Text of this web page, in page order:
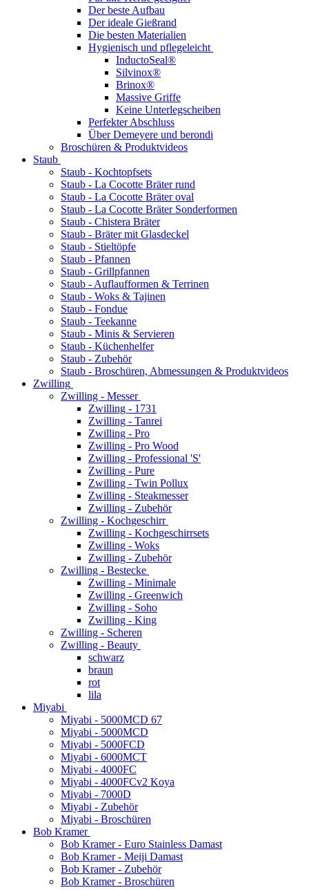
Der beste Aufbau
Der ideale Gießrand
Die besten Materialien
Hygienisch und pflegeleicht
InductoSeal®
Silvinox®
Brinox®
Massive Griffe
Keine Unterlegscheiben
Perfekter Abschluss
Über Demeyere und berondi
Broschüren & Produktvideos
Staub
Staub - Kochtopfsets
Staub - La Cocotte Bräter rund
Staub - La Cocotte Bräter oval
Staub - La Cocotte Bräter Sonderformen
Staub - Chistera Bräter
Staub - Bräter mit Glasdeckel
Staub - Stieltöpfe
Staub - Pfannen
Staub - Grillpfannen
Staub - Auflaufformen & Terrinen
Staub - Woks & Tajinen
Staub - Fondue
Staub - Teekanne
Staub - Minis & Servieren
Staub - Küchenhelfer
Staub - Zubehör
Staub - Broschüren, Abmessungen & Produktvideos
Zwilling
Zwilling - Messer
Zwilling - 1731
Zwilling - Tanrei
Zwilling - Pro
Zwilling - Pro Wood
Zwilling - Professional 'S'
Zwilling - Pure
Zwilling - Twin Pollux
Zwilling - Steakmesser
Zwilling - Zubehör
Zwilling - Kochgeschirr
Zwilling - Kochgeschirrsets
Zwilling - Woks
Zwilling - Zubehör
Zwilling - Bestecke
Zwilling - Minimale
Zwilling - Greenwich
Zwilling - Soho
Zwilling - King
Zwilling - Scheren
Zwilling - Beauty
schwarz
braun
rot
lila
Miyabi
Miyabi - 5000MCD 67
Miyabi - 5000MCD
Miyabi - 5000FCD
Miyabi - 6000MCT
Miyabi - 4000FC
Miyabi - 4000FCv2 Koya
Miyabi - 7000D
Miyabi - Zubehör
Miyabi - Broschüren
Bob Kramer
Bob Kramer - Euro Stainless Damast
Bob Kramer - Meiji Damast
Bob Kramer - Zubehör
Bob Kramer - Broschüren